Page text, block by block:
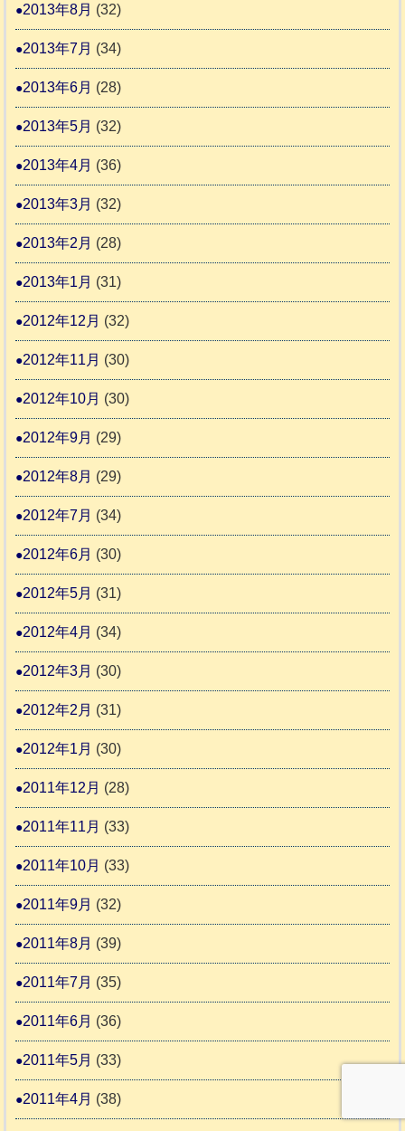
2013年8月 (32)
2013年7月 (34)
2013年6月 (28)
2013年5月 (32)
2013年4月 (36)
2013年3月 (32)
2013年2月 (28)
2013年1月 (31)
2012年12月 (32)
2012年11月 (30)
2012年10月 (30)
2012年9月 (29)
2012年8月 (29)
2012年7月 (34)
2012年6月 (30)
2012年5月 (31)
2012年4月 (34)
2012年3月 (30)
2012年2月 (31)
2012年1月 (30)
2011年12月 (28)
2011年11月 (33)
2011年10月 (33)
2011年9月 (32)
2011年8月 (39)
2011年7月 (35)
2011年6月 (36)
2011年5月 (33)
2011年4月 (38)